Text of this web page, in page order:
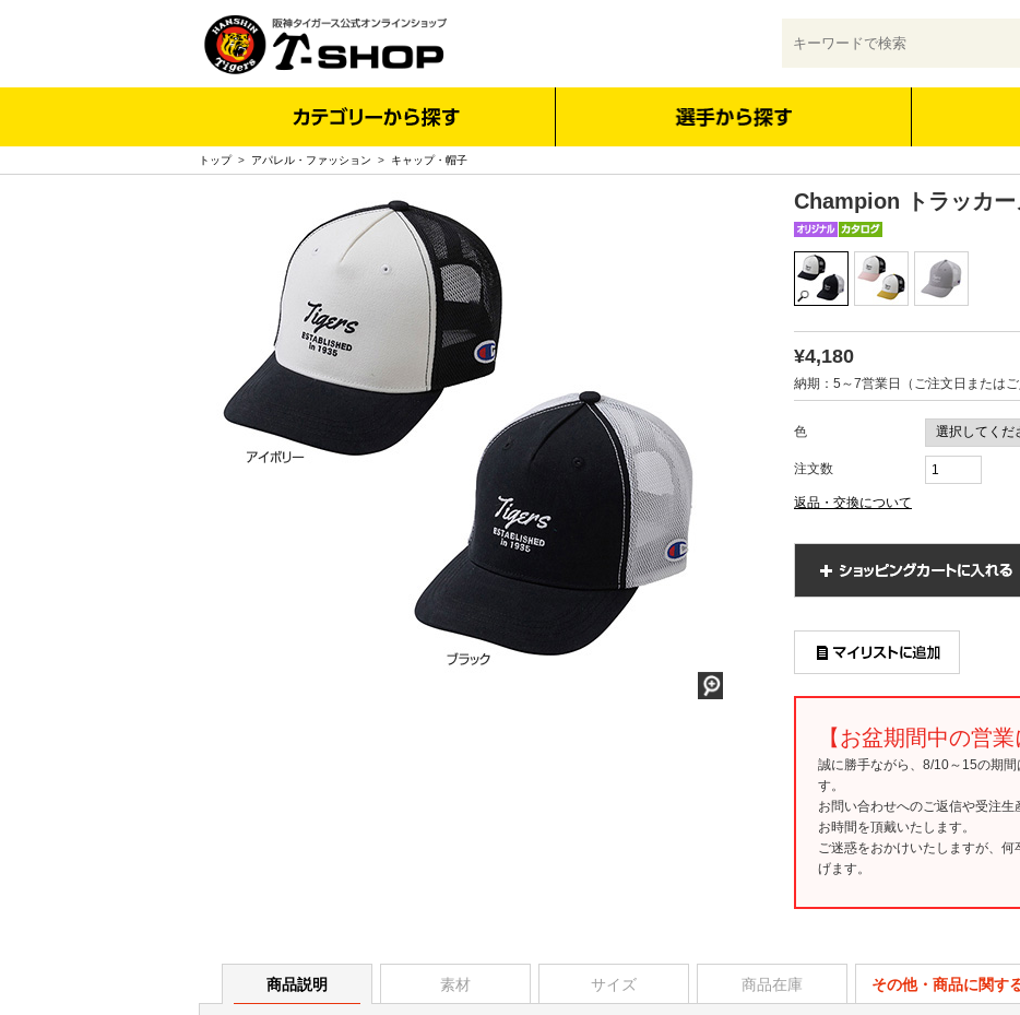
トップ> アパレル・ファッション > キャップ・帽子
Champion トラッカ
¥4,180
納期：5～7営業日（ご注文日または
色
注文数
返品・交換について
【お盆期間中の営業
誠に勝手ながら、8/10～15の期
す。
お問い合わせへのご返信や受注
お時間を頂戴いたします。
ご迷惑をおかけいたしますが、
げます。
商品説明 素材 サイズ 商品在庫 その他・商品に関す